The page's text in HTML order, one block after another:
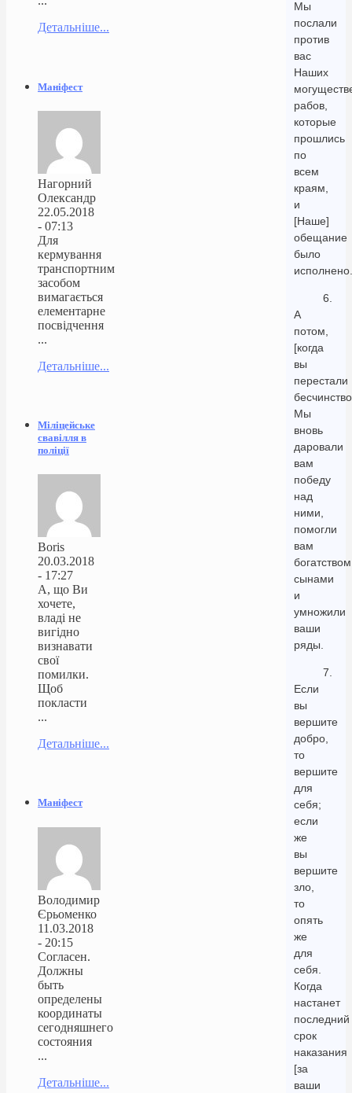
Мы
послали
против
вас
Наших
рабов,
которые
прошлись
по
всем
краям,
и
[Наше]
обещание
было
исполнено.
6.
А
потом,
[когда
вы
перестали
Мы
вновь
даровали
вам
победу
над
ними,
помогли
вам
сынами
и
умножили
ваши
ряды.
7.
Если
вы
вершите
добро,
то
вершите
для
себя;
если
же
вы
вершите
зло,
то
опять
же
для
себя.
Когда
настанет
последний
срок
наказания
[за
ваши
Детальніше...
Маніфест
Нагорний
Олександр
22.05.2018
- 07:13
Для
кермування
транспортним
засобом
вимагається
елементарне
посвідчення
...
Детальніше...
Міліцейське
свавілля в
поліції
Boris
20.03.2018
- 17:27
А, що Ви
хочете,
владі не
вигідно
визнавати
свої
помилки.
Щоб
покласти
...
Детальніше...
Маніфест
Володимир
Єрьоменко
11.03.2018
- 20:15
Согласен.
Должны
быть
определены
координаты
сегодняшнего
состояния
...
Детальніше...